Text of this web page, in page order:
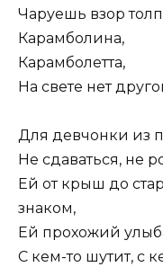
Чаруешь взор
Карамболина,
Карамболетта,
На свете нет
Для девчонки из
Не сдаваться, не
Ей от крыш до
знаком,
Ей прохожий
С кем-то шутит, с